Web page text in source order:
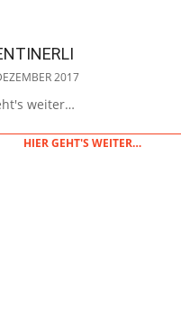
2017
weiter…
HIER GEHT'S WEITER…